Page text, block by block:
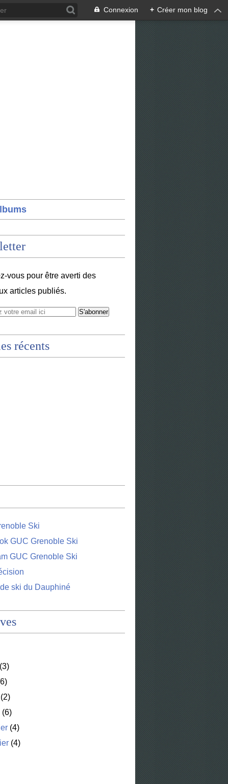
Connexion + Créer mon blog
vous pour être averti des
articles publiés.
récents
Ski
GUC Grenoble Ski
GUC Grenoble Ski
ski du Dauphiné
(3)
(2)
(6)
(4)
(4)